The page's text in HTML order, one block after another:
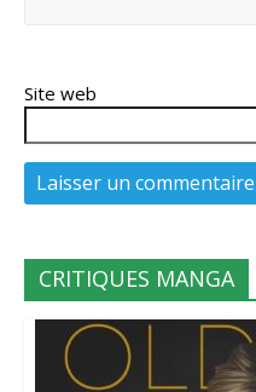
Site web
CRITIQUES MANGA